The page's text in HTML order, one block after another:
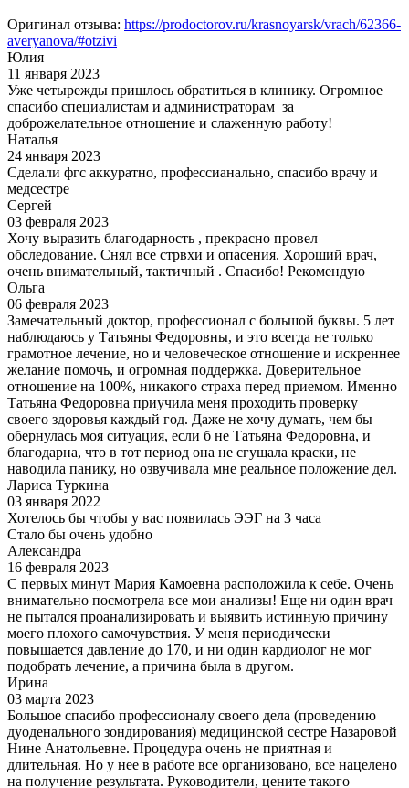
Оригинал отзыва: https://prodoctorov.ru/krasnoyarsk/vrach/62366-
averyanova/#otzivi
Юлия
11 января 2023
Уже четырежды пришлось обратиться в клинику. Огромное
спасибо специалистам и администраторам за
доброжелательное отношение и слаженную работу!
Наталья
24 января 2023
Сделали фгс аккуратно, профессианально, спасибо врачу и
медсестре
Сергей
03 февраля 2023
Хочу выразить благодарность , прекрасно провел
обследование. Снял все стрвхи и опасения. Хороший врач,
очень внимательный, тактичный . Спасибо! Рекомендую
Ольга
06 февраля 2023
Замечательный доктор, профессионал с большой буквы. 5 лет
наблюдаюсь у Татьяны Федоровны, и это всегда не только
грамотное лечение, но и человеческое отношение и искреннее
желание помочь, и огромная поддержка. Доверительное
отношение на 100%, никакого страха перед приемом. Именно
Татьяна Федоровна приучила меня проходить проверку
своего здоровья каждый год. Даже не хочу думать, чем бы
обернулась моя ситуация, если б не Татьяна Федоровна, и
благодарна, что в тот период она не сгущала краски, не
наводила панику, но озвучивала мне реальное положение дел.
Лариса Туркина
03 января 2022
Хотелось бы чтобы у вас появилась ЭЭГ на 3 часа
Стало бы очень удобно
Александра
16 февраля 2023
С первых минут Мария Камоевна расположила к себе. Очень
внимательно посмотрела все мои анализы! Еще ни один врач
не пытался проанализировать и выявить истинную причину
моего плохого самочувствия. У меня периодически
повышается давление до 170, и ни один кардиолог не мог
подобрать лечение, а причина была в другом.
Ирина
03 марта 2023
Большое спасибо профессионалу своего дела (проведению
дуоденального зондирования) медицинской сестре Назаровой
Нине Анатольевне. Процедура очень не приятная и
длительная. Но у нее в работе все организовано, все нацелено
на получение результата. Руководители, цените такого